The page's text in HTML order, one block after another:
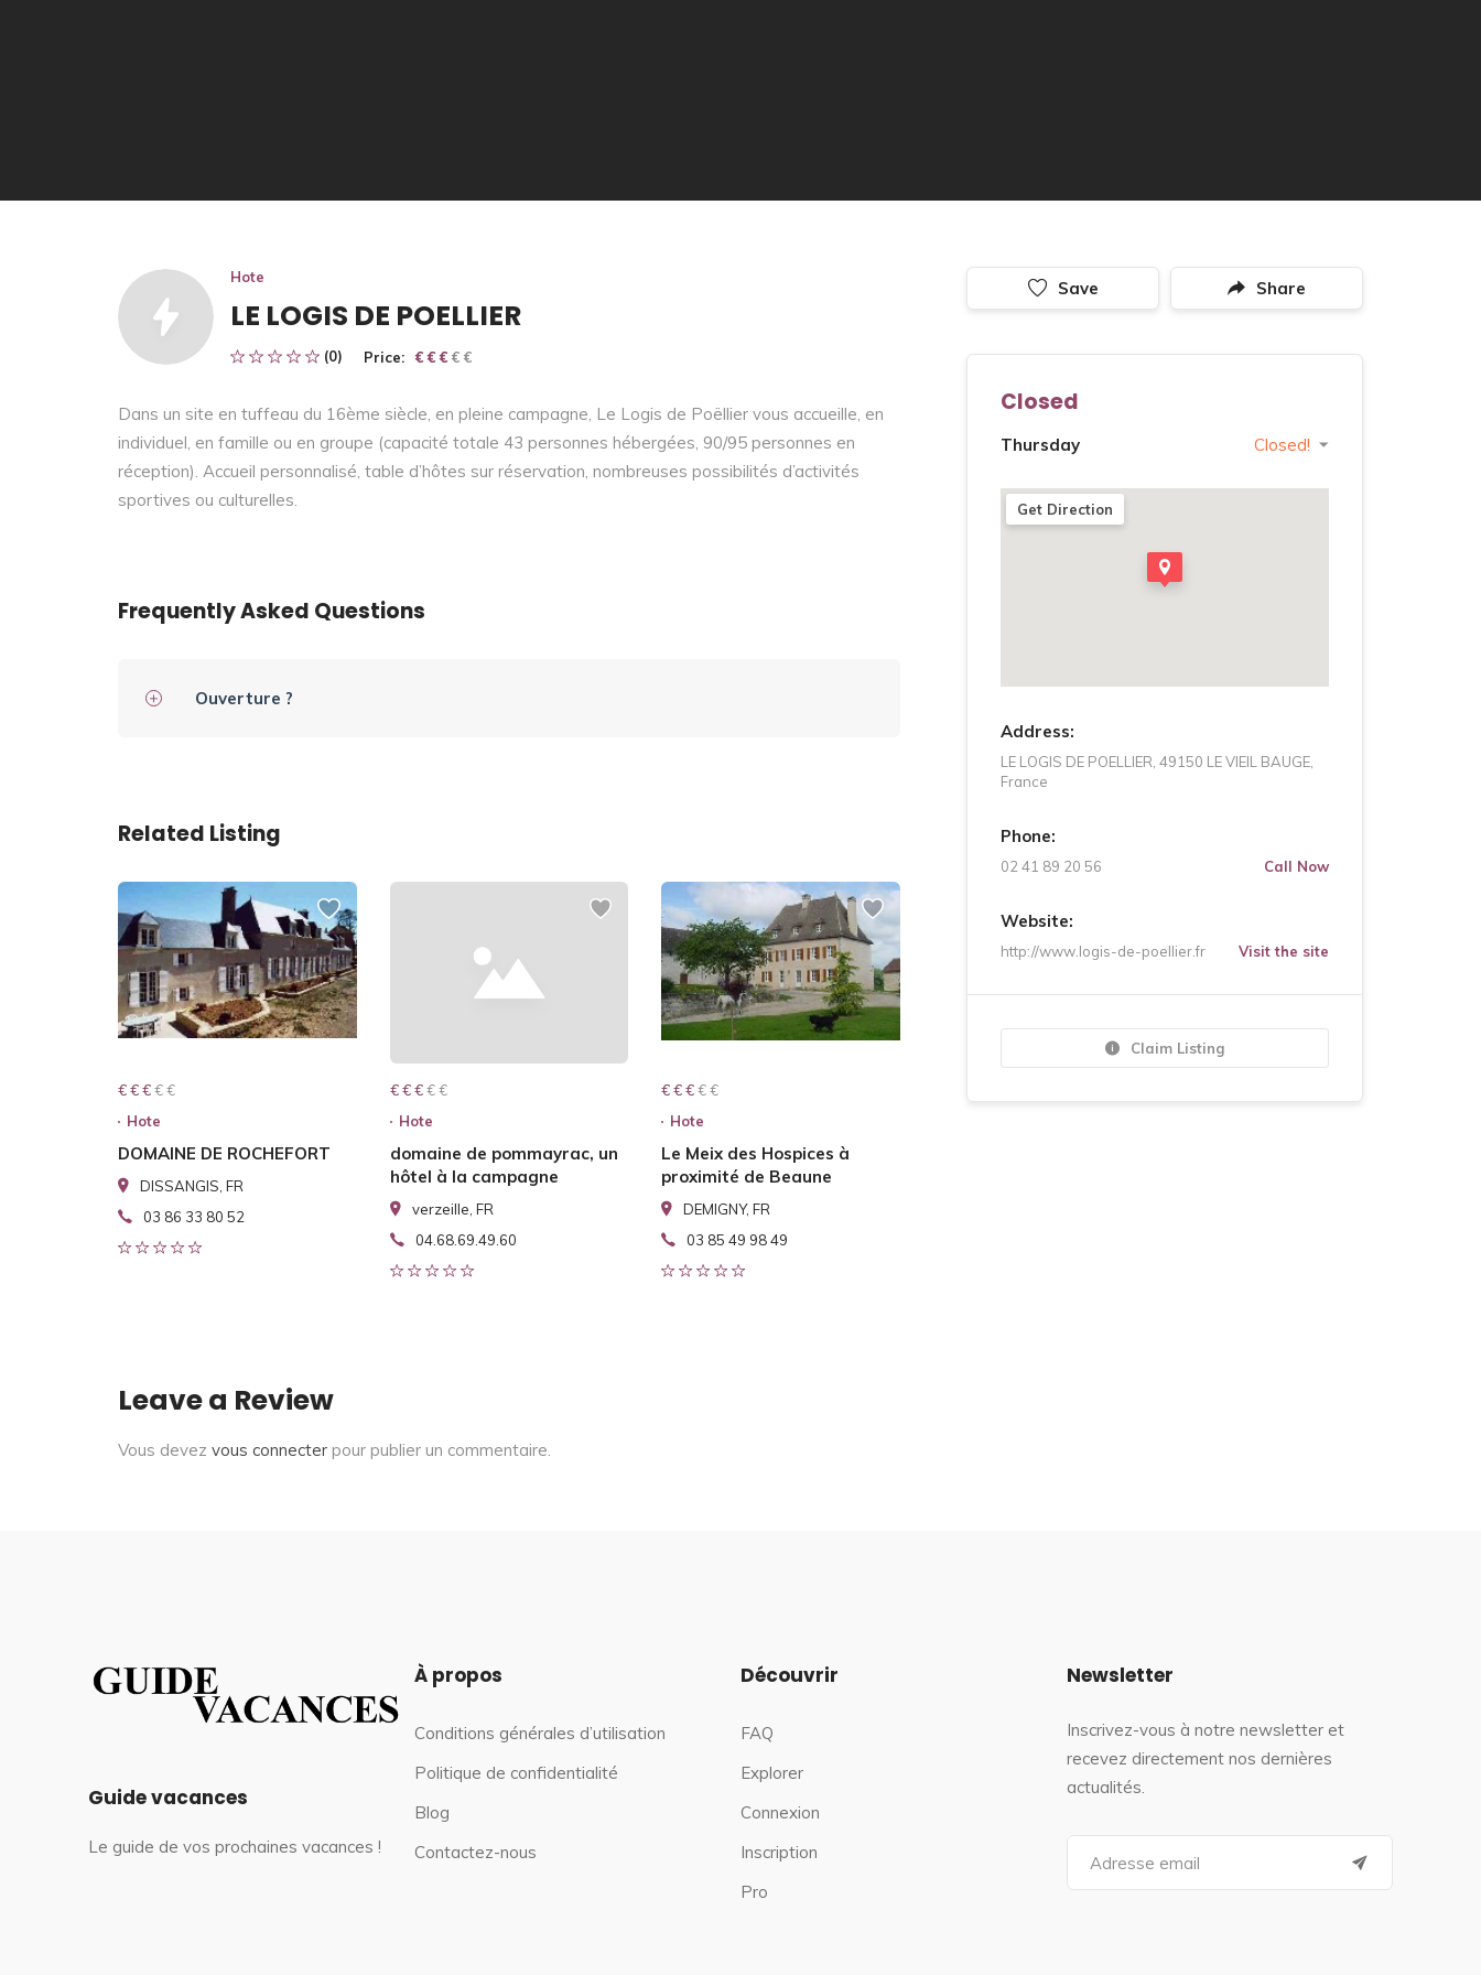
Hote
LE LOGIS DE POELLIER
(0) Price: € € € € €
€ € €
Dans un site en tuffeau du 16ème siècle, en pleine campagne, Le Logis de Poëllier vous accueille, en
individuel, en famille ou en groupe (capacité totale 43 personnes hébergées, 90/95 personnes en
réception). Accueil personnalisé, table d’hôtes sur réservation, nombreuses possibilités d’activités
sportives ou culturelles.
Frequently Asked Questions
Ouverture ?
Related Listing
€ € € € €
€ € €
Hote
DOMAINE DE ROCHEFORT
DISSANGIS, FR
03 86 33 80 52
€ € € € €
€ € €
Hote
domaine de pommayrac, un
hôtel à la campagne
verzeille, FR
04.68.69.49.60
€ € € € €
€ € €
Hote
Le Meix des Hospices à
proximité de Beaune
DEMIGNY, FR
03 85 49 98 49
Leave a Review
Vous devez vous connecter pour publier un commentaire.
Save Share
Closed
Thursday Closed!
Get Direction
Address:
LE LOGIS DE POELLIER, 49150 LE VIEIL BAUGE,
France
Phone:
02 41 89 20 56 Call Now
Website:
http://www.logis-de-poellier.fr Visit the site
Claim Listing
Guide vacances
Le guide de vos prochaines vacances !
À propos
Conditions générales d’utilisation
Politique de confidentialité
Blog
Contactez-nous
Découvrir
FAQ
Explorer
Connexion
Inscription
Pro
Newsletter
Inscrivez-vous à notre newsletter et
recevez directement nos dernières
actualités.
a